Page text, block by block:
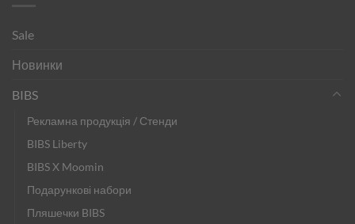
Sale
Новинки
BIBS
Рекламна продукція / Стенди
BIBS Liberty
BIBS X Moomin
Подарункові набори
Пляшечки BIBS